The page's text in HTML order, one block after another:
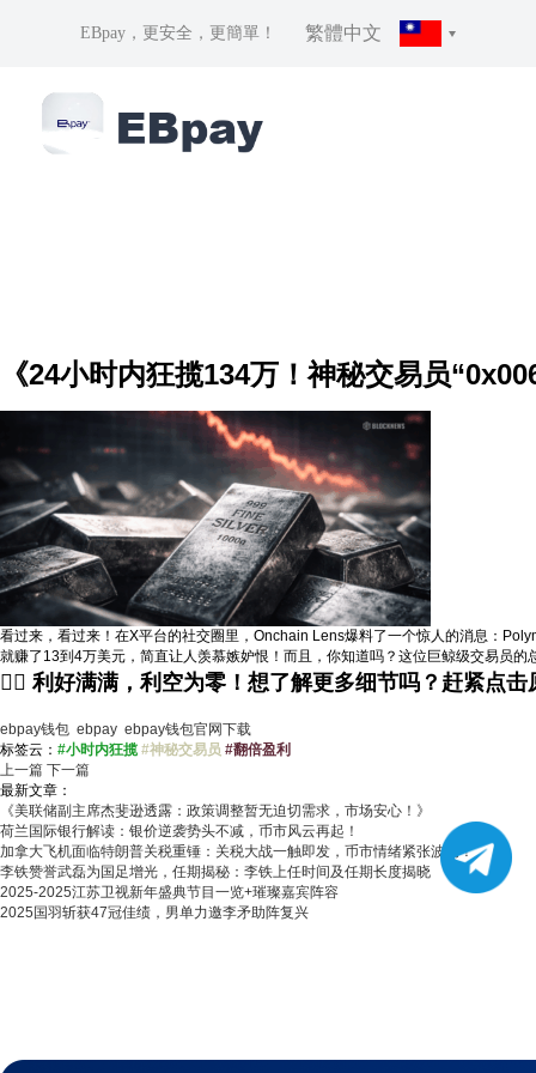
EBpay，更安全，更簡單！ 繁體中文
《24小时内狂揽134万！神秘交易员
看过来，看过来！在X平台的社交圈里，Onchain Lens爆料了一个惊人的消息：
就赚了13到4万美元，简直让人羡慕嫉妒恨！而且，你知道吗？这位巨鲸级交易员
😮‍💨 利好满满，利空为零！想了解更多细节吗？赶紧点
ebpay钱包 ebpay ebpay钱包官网下载
标签云： #小时内狂揽 #神秘交易员 #翻倍盈利
上一篇 下一篇
最新文章：
《美联储副主席杰斐逊透露：政策调整暂无迫切需求，市场安心！》
荷兰国际银行解读：银价逆袭势头不减，币市风云再起！
加拿大飞机面临特朗普关税重锤：关税大战一触即发，币市情绪紧张波动！
李铁赞誉武磊为国足增光，任期揭秘：李铁上任时间及任期长度揭晓
2025-2025江苏卫视新年盛典节目一览+璀璨嘉宾阵容
2025国羽斩获47冠佳绩，男单力邀李矛助阵复兴